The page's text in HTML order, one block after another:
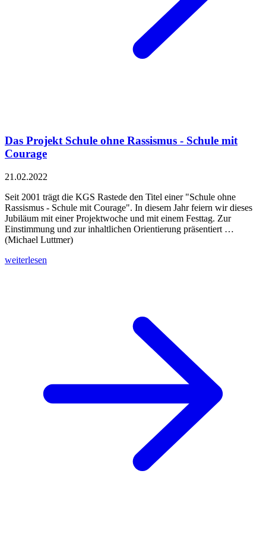
Das Projekt Schule ohne Rassismus - Schule mit
Courage
21.02.2022
Seit 2001 trägt die KGS Rastede den Titel einer "Schule ohne
Rassismus - Schule mit Courage". In diesem Jahr feiern wir dieses
Jubiläum mit einer Projektwoche und mit einem Festtag. Zur
Einstimmung und zur inhaltlichen Orientierung präsentiert …
(Michael Luttmer)
weiterlesen